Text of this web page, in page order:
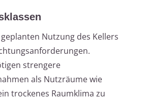
Nutzung des Kellers
strengere
als Nutzräume wie
trockenes Raumklima zu